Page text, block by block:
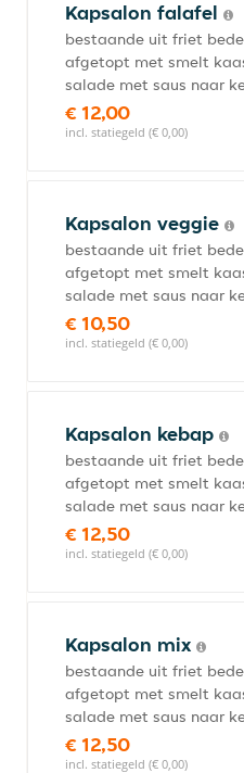
Kapsalon falafel
bestaande uit friet
afgetopt met smelt
salade met saus naar
€ 12,00
incl. statiegeld (€ 0,00)
Kapsalon veggie
bestaande uit friet
afgetopt met smelt
salade met saus naar
€ 10,50
incl. statiegeld (€ 0,00)
Kapsalon kebap
bestaande uit friet
afgetopt met smelt
salade met saus naar
€ 12,50
incl. statiegeld (€ 0,00)
Kapsalon mix
bestaande uit friet
afgetopt met smelt
salade met saus naar
€ 12,50
incl. statiegeld (€ 0,00)